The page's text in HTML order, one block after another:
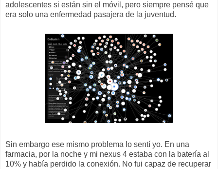
adolescentes si están sin el móvil, pero siempre pensé que
era solo una enfermedad pasajera de la juventud.
Sin embargo ese mismo problema lo sentí yo. En una
farmacia, por la noche y mi nexus 4 estaba con la batería al
10% y había perdido la conexión. No fui capaz de recuperar